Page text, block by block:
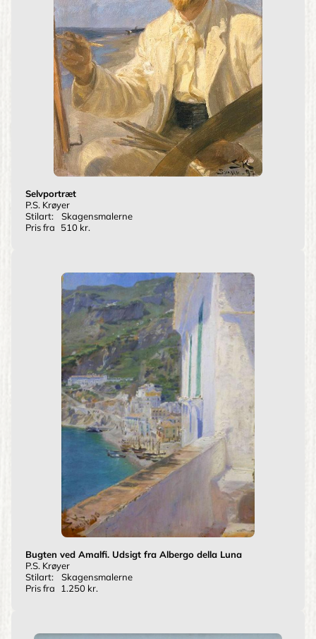
Selvportræt
P.S. Krøyer
Stilart:
Skagensmalerne
Pris fra
510 kr.
Bugten ved Amalfi. Udsigt fra Albergo della Luna
P.S. Krøyer
Stilart:
Skagensmalerne
Pris fra
1.250 kr.